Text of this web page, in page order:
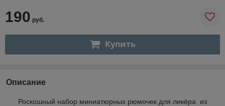
190 руб.
Купить
Описание
Роскошный набор миниатюрных рюмочек для ликёра из